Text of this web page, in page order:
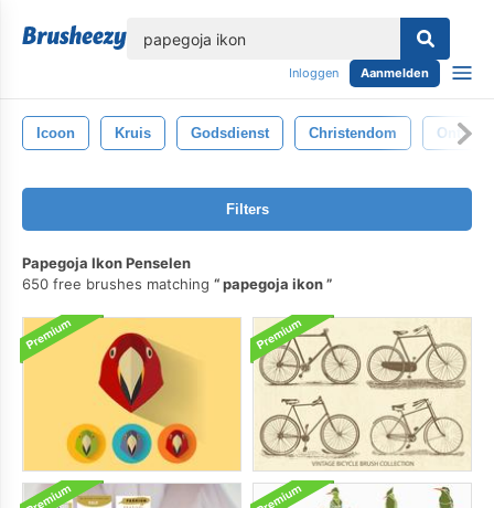
Inloggen Aanmelden
Icoon Kruis Godsdienst Christendom Ontwerp
Filters
Papegoja Ikon Penselen
650 free brushes matching
papegoja ikon